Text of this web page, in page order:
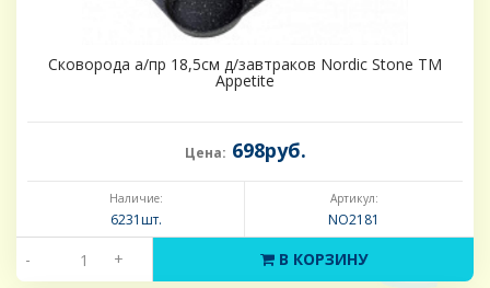
Сковорода а/пр 18,5см д/завтраков Nordic Stone ТМ
Appetite
Цена: 698руб.
Наличие:
6231шт.
Артикул:
NO2181
- + В КОРЗИНУ